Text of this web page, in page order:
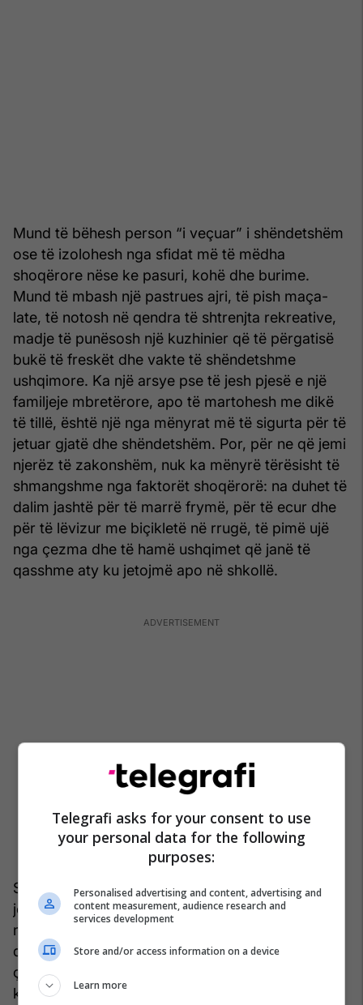
Mund të bëhesh person “i veçuar” i shëndetshëm
ose të izolohesh nga sfidat më të mëdha
shoqërore nëse ke pasuri, kohë dhe burime.
Mund të mbash një pastrues ajri, të pish maça-
late, të notosh në qendra të shtrenjta rekreative,
madje të punësosh një kuzhinier që të përgatisë
bukë të freskët dhe vakte të shëndetshme
ushqimore. Ka një arsye pse të jesh pjesë e një
familjeje mbretërore, apo të martohesh me dikë
të tillë, është një nga mënyrat më të sigurta për të
jetuar gjatë dhe shëndetshëm. Por, për ne që jemi
njerëz të zakonshëm, nuk ka mënyrë tërësisht të
shmangshme nga faktorët shoqërorë: na duhet të
dalim jashtë për të marrë frymë, për të ecur dhe
për të lëvizur me biçikletë në rrugë, të pimë ujë
nga çezma dhe të hamë ushqimet që janë të
qasshme aty ku jetojmë apo në shkollë.
Siç e përmend edhe në librin tim të ri, nëse dua të
jetoj deri në moshën 100-vjeçare, kam nevojë për
më shumë sesa të numëroj kaloritë me përpikëri
dhe të postoj nëInstagramduke ushtruar (për
çka jam fajtore). Kam nevojë të jetoj në një botë
ku shëndeti është përgjegjësi kolektive, jo
Telegrafi asks for your consent to use
your personal data for the following
purposes:
Personalised advertising and content, advertising and
content measurement, audience research and
services development
Store and/or access information on a device
Learn more